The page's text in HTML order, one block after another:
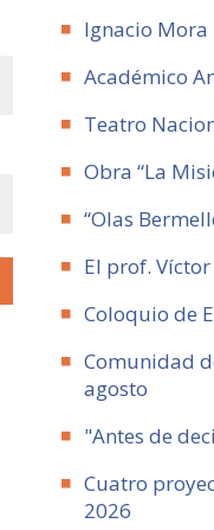
Ignacio
Académico
Teatro
Obra “La
“Olas
El prof.
Coloquio de
Comunidad
agosto
"Antes de
Cuatro
2026